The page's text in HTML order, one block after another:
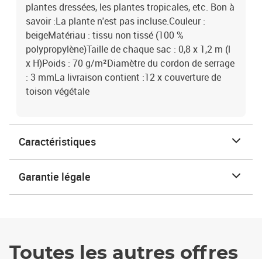
plantes dressées, les plantes tropicales, etc. Bon à
savoir :La plante n'est pas incluse.Couleur :
beigeMatériau : tissu non tissé (100 %
polypropylène)Taille de chaque sac : 0,8 x 1,2 m (l
x H)Poids : 70 g/m²Diamètre du cordon de serrage
: 3 mmLa livraison contient :12 x couverture de
toison végétale
Caractéristiques
Garantie légale
Toutes les autres offres